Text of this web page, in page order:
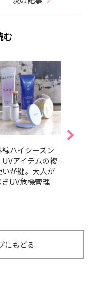
む
ハイシーズン
UVアイテムの複
が鍵。大人が
きUV危機管理
にもどる